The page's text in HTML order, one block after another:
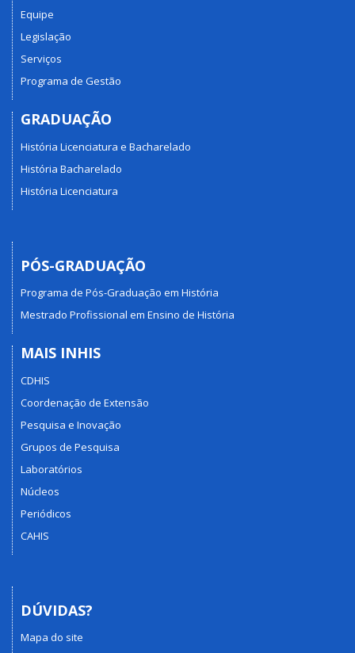
Equipe
Legislação
Serviços
Programa de Gestão
GRADUAÇÃO
História Licenciatura e Bacharelado
História Bacharelado
História Licenciatura
PÓS-GRADUAÇÃO
Programa de Pós-Graduação em História
Mestrado Profissional em Ensino de História
MAIS INHIS
CDHIS
Coordenação de Extensão
Pesquisa e Inovação
Grupos de Pesquisa
Laboratórios
Núcleos
Periódicos
CAHIS
DÚVIDAS?
Mapa do site